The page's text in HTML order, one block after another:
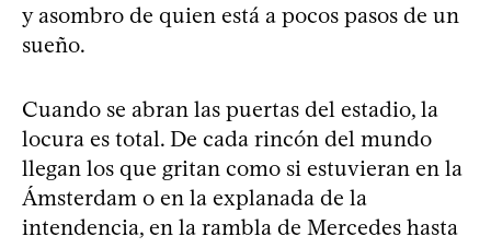
y asombro de quien está a pocos pasos de un
sueño.
Cuando se abran las puertas del estadio, la
locura es total. De cada rincón del mundo
llegan los que gritan como si estuvieran en la
Ámsterdam o en la explanada de la
intendencia, en la rambla de Mercedes hasta